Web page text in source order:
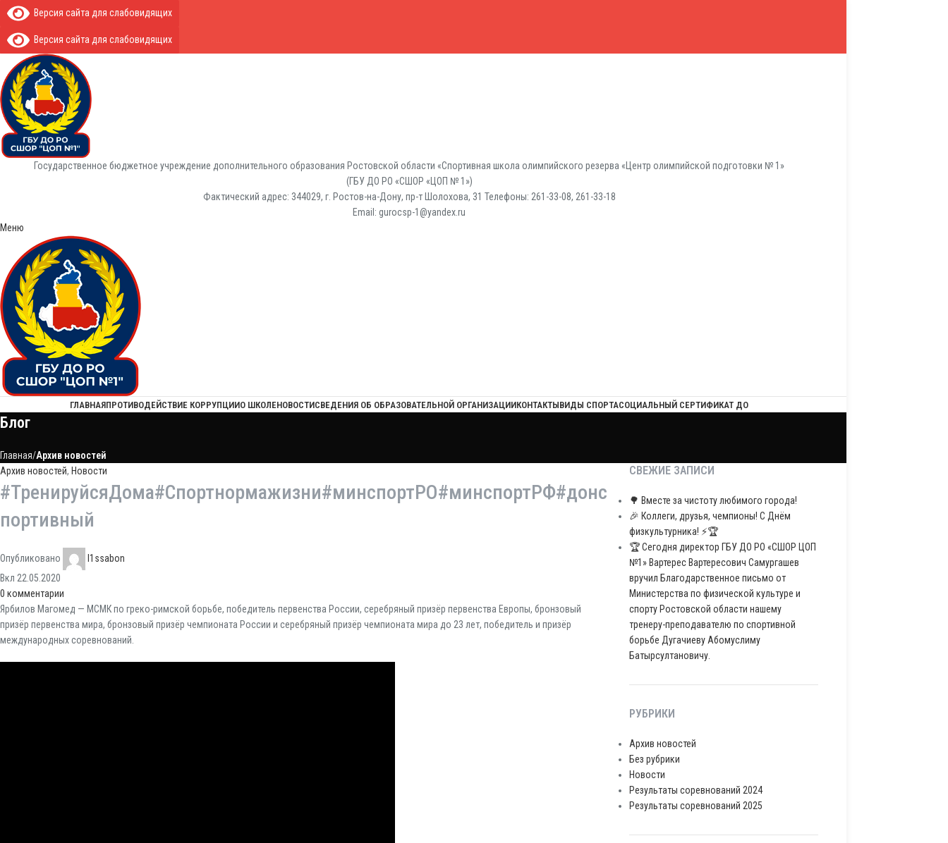
Версия сайта для слабовидящих
Версия сайта для слабовидящих
Государственное бюджетное учреждение дополнительного образования Ростовской области «Спортивная школа олимпийского резерва «Центр олимпийской подготовки № 1»
(ГБУ ДО РО «СШОР «ЦОП № 1»)
Фактический адрес: 344029, г. Ростов-на-Дону, пр-т Шолохова, 31 Телефоны: 261-33-08, 261-33-18
Email: gurocsp-1@yandex.ru
Меню
ГЛАВНАЯПРОТИВОДЕЙСТВИЕ КОРРУПЦИИО ШКОЛЕНОВОСТИСВЕДЕНИЯ ОБ ОБРАЗОВАТЕЛЬНОЙ ОРГАНИЗАЦИИКОНТАКТЫВИДЫ СПОРТАСОЦИАЛЬНЫЙ СЕРТИФИКАТ ДО
Блог
Главная Архив новостей
Архив новостей, Новости
#ТренируйсяДома#Спортнормажизни#минспортРО#минспортРФ#донс
портивный
Опубликовано
l1ssabon
Вкл 22.05.2020
0 комментарии
Ярбилов Магомед — МСМК по греко-римской борьбе, победитель первенства России, серебряный призёр первенства Европы, бронзовый
призёр первенства мира, бронзовый призёр чемпионата России и серебряный призёр чемпионата мира до 23 лет, победитель и призёр
международных соревнований.
СВЕЖИЕ ЗАПИСИ
🌳 Вместе за чистоту любимого города!
🎉 Коллеги, друзья, чемпионы! С Днём
физкультурника! ⚡️🏆
🏆 Сегодня директор ГБУ ДО РО «СШОР ЦОП
№1» Вартерес Вартересович Самургашев
вручил Благодарственное письмо от
Министерства по физической культуре и
спорту Ростовской области нашему
тренеру-преподавателю по спортивной
борьбе Дугачиеву Абомуслиму
Батырсултановичу.
РУБРИКИ
Архив новостей
Без рубрики
Новости
Результаты соревнований 2024
Результаты соревнований 2025